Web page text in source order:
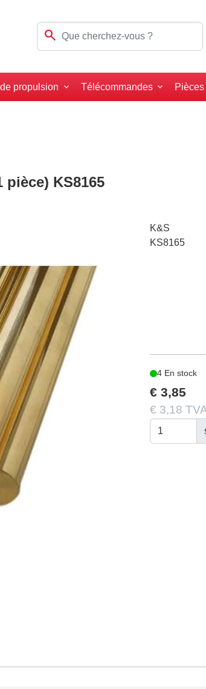
search
propulsion Télécommandes
pièce) KS8165
K&S
KS8165
4 En stock
€ 3,85
€ 3,18